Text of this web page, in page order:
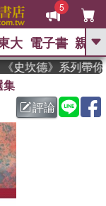
5
GO
、
父親節 、 如果歷
暑期推薦 、 國際布克
方念華
孩：黎曼猜想
大 電子書 親子
史坎德》系列帶你
集
評論